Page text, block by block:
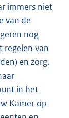
immers niet
van de
nog
regelen van
en zorg.
in het
Kamer op